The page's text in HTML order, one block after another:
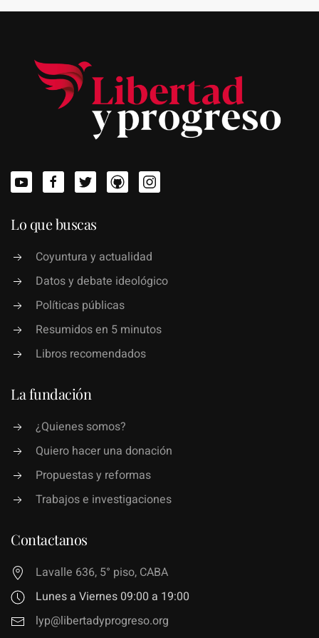
Lo que buscas
Coyuntura y actualidad
Datos y debate ideológico
Políticas públicas
Resumidos en 5 minutos
Libros recomendados
La fundación
¿Quienes somos?
Quiero hacer una donación
Propuestas y reformas
Trabajos e investigaciones
Contactanos
Lavalle 636, 5° piso, CABA
Lunes a Viernes 09:00 a 19:00
lyp@libertadyprogreso.org